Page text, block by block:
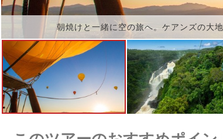
朝焼けと一緒に空の旅へ。ケアンズの大